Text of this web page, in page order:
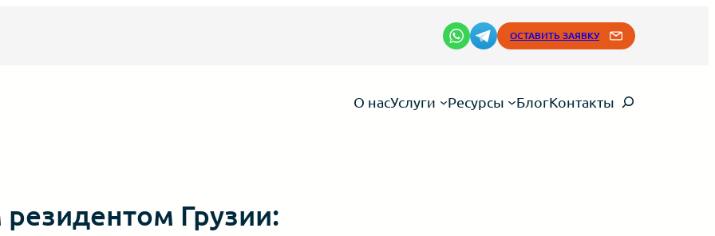
ОСТАВИТЬ ЗАЯВКУ
О насУслуги Ресурсы БлогКонтакты Search
Грузии: